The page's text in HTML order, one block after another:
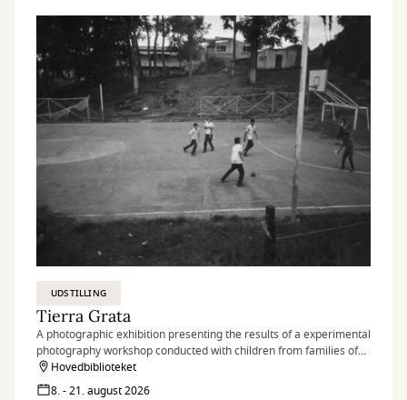
UDSTILLING
Tierra Grata
A photographic exhibition presenting the results of a experimental
photography workshop conducted with children from families of
peace signatories and nearby communities in the village of Tierra
Grata, in the Serranía del Perijá region of Colombia.
Hovedbiblioteket
8. - 21. august 2026